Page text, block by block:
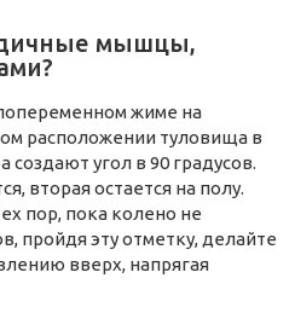
мышцы,
жиме на
расположении туловища в
создают угол в 90 градусов.
вторая остается на полу.
пор, пока колено не
пройдя эту отметку, делайте
вверх, напрягая